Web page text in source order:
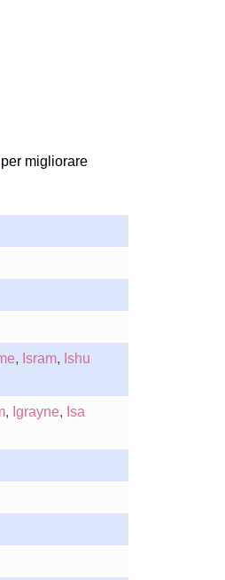
migliorare
, Isram, Ishu
, Igrayne, Isa